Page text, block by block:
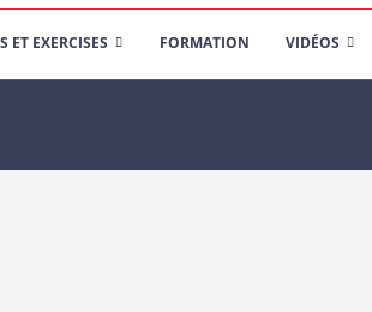
ET EXERCISES FORMATION VIDÉOS